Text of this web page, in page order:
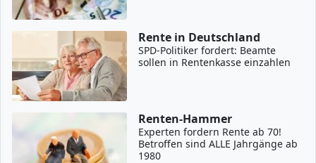
Rente in Deutschland
SPD-Politiker fordert: Beamte
sollen in Rentenkasse einzahlen
Renten-Hammer
Experten fordern Rente ab 70!
Betroffen sind ALLE Jahrgänge ab
1980